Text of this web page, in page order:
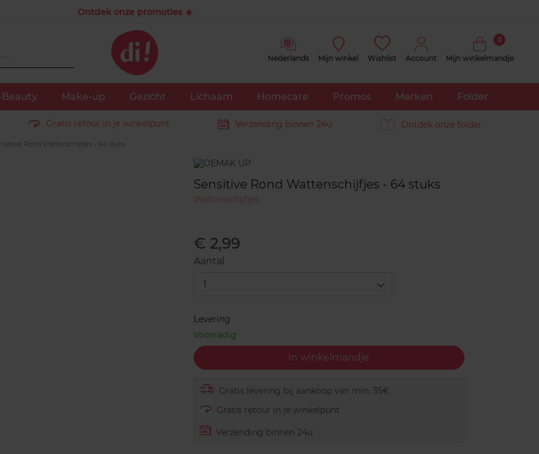
Ontdek onze promoties ☀️
Nederlands Mijn winkel Wishlist Account Mijn winkelmandje
0
Beauty Make-up Gezicht Lichaam Homecare Promos Merken Folder
Gratis retour in je winkelpunt Verzending binnen 24u Ontdek onze folder
Rond Wattenschijfjes - 64 stuks
Merk
Sensitive Rond Wattenschijfjes - 64 stuks
Wattenschijfjes
€ 2,99
Aantal
1
Levering
Voorradig
In winkelmandje
Gratis levering bij aankoop van min. 35€.
Gratis retour in je winkelpunt
Verzending binnen 24u